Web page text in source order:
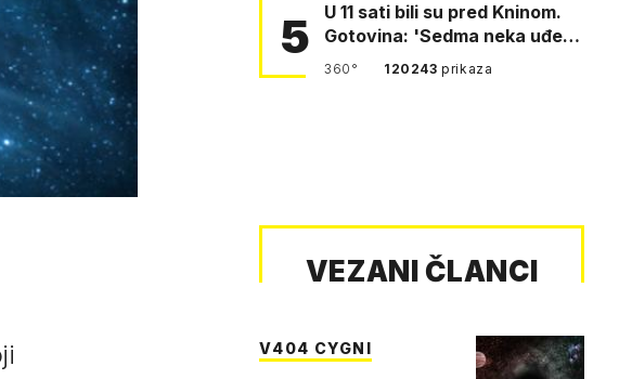
5
U 11 sati bili su pred Kninom.
Gotovina: 'Sedma neka uđe,
4. gardijska neka g…
360° 120243prikaza
VEZANI ČLANCI
V404 CYGNI